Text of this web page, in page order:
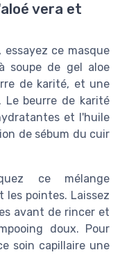
vera et
ce masque
soupe de gel aloe
de karité, et une
Le beurre de karité
et l'huile
de sébum du cuir
ce mélange
les pointes. Laissez
avant de rincer et
doux. Pour
soin capillaire une